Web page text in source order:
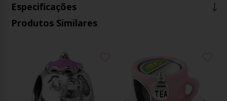
Especificações
Produtos Similares